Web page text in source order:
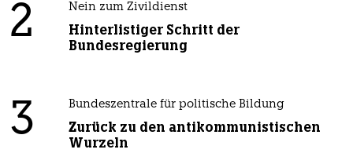
2 Nein zum Zivildienst
Hinterlistiger Schritt der
Bundesregierung
3 Bundeszentrale für politische Bildung
Zurück zu den antikommunistischen
Wurzeln